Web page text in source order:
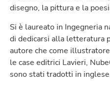
disegno, la pittura e la
Si è laureato in Ingegneria
di dedicarsi alla letteratura
autore che come
le case editrici Lavieri,
sono stati tradotti in